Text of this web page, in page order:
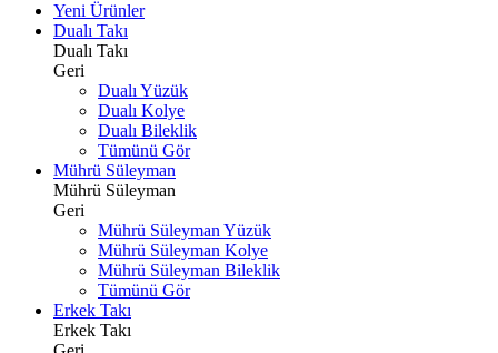
Yeni Ürünler
Dualı Takı
Dualı Takı
Geri
Dualı Yüzük
Dualı Kolye
Dualı Bileklik
Tümünü Gör
Mührü Süleyman
Mührü Süleyman
Geri
Mührü Süleyman Yüzük
Mührü Süleyman Kolye
Mührü Süleyman Bileklik
Tümünü Gör
Erkek Takı
Erkek Takı